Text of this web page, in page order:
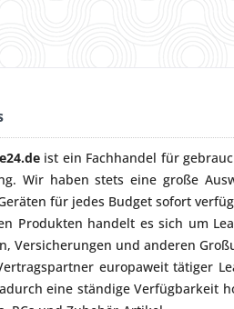
ist ein Fachhandel für
Wir haben stets eine große
für jedes Budget sofort
Produkten handelt es sich um
Versicherungen und anderen
europaweit tätiger
eine ständige Verfügbarkeit